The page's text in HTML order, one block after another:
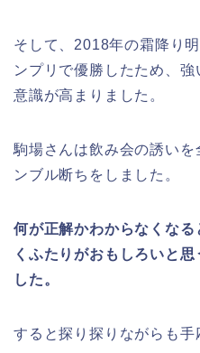
そして、2018年の霜降り
ンプリで優勝したため、
意識が高まりました。
駒場さんは飲み会の誘い
ンブル断ちをしました。
何が正解かわからなくな
くふたりがおもしろいと
した。
すると探り探りながらも手